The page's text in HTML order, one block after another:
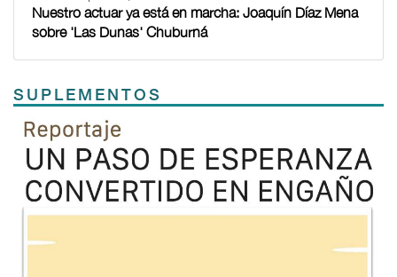
Nuestro actuar ya está en marcha: Joaquín Díaz Mena
sobre 'Las Dunas' Chuburná
SUPLEMENTOS
Previous
TODOS LOS SUPLEMENTOS